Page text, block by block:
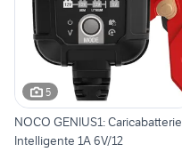
5
NOCO GENIUS1: Caricabatterie
Intelligente 1A 6V/12